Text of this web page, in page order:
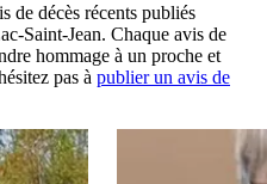
de décès récents publiés
Saint-Jean. Chaque avis de
hommage à un proche et
pas à publier un avis de